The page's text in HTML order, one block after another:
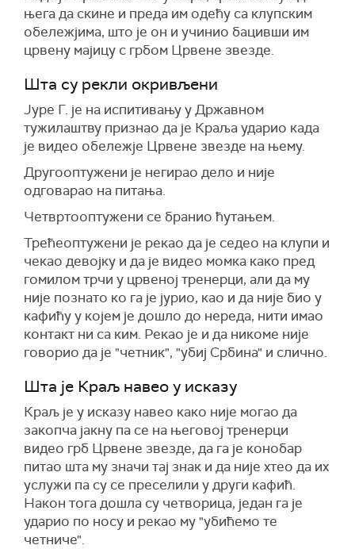
њега да скине и преда им одећу са клупским
обележјима, што је он и учинио бацивши им
црвену мајицу с грбом Црвене звезде.
Шта су рекли окривљени
Јуре Г. је на испитивању у Државном
тужилаштву признао да је Краља ударио када
је видео обележје Црвене звезде на њему.
Другооптужени је негирао дело и није
одговарао на питања.
Четвртооптужени се бранио ћутањем.
Трећеоптужени је рекао да је седео на клупи и
чекао девојку и да је видео момка како пред
гомилом трчи у црвеној тренерци, али да му
није познато ко га је јурио, као и да није био у
кафићу у којем је дошло до нереда, нити имао
контакт ни са ким. Рекао је и да никоме није
говорио да је "четник", "убиј Србина" и слично.
Шта је Краљ навео у исказу
Краљ је у исказу навео како није могао да
закопча јакну па се на његовој тренерци
видео грб Црвене звезде, да га је конобар
питао шта му значи тај знак и да није хтео да их
услужи па су се преселили у други кафић.
Након тога дошла су четворица, један га је
ударио по носу и рекао му "убићемо те
четниче".